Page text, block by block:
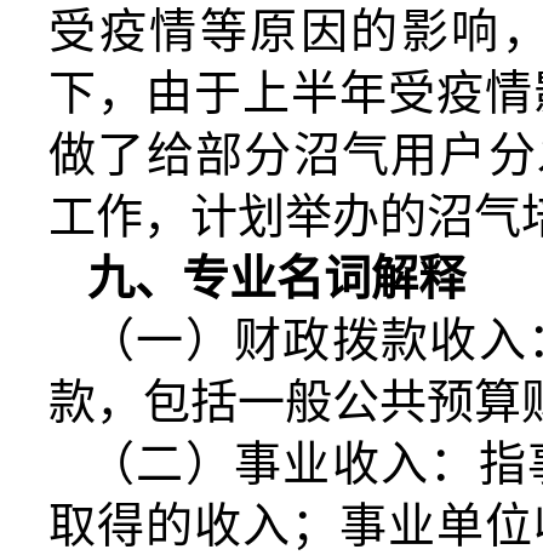
受疫情等原因的影响
下，由于上半年受疫
做了给部分沼气用户
工作，计划举办的沼
九、专业名词解释
（一）财政拨款收
款，包括一般公共预算
（二）事业收入：
取得的收入；事业单